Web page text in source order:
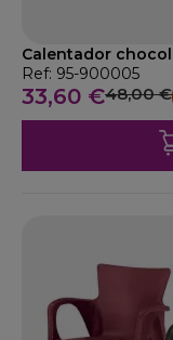
Ref: 95-900005
33,60 €48,00 €